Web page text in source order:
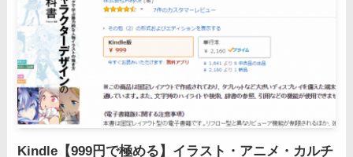
Kindle【999円で極める】イラスト・アニメ・カルチ